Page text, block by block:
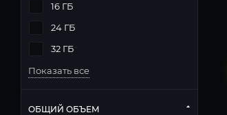
16 ГБ
24 ГБ
32 ГБ
Показать все
ОБЩИЙ ОБЪЕМ